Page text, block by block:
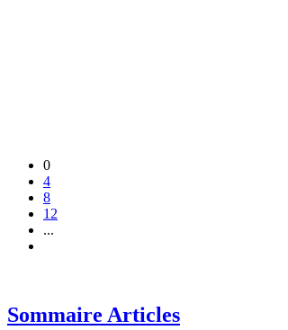
0
4
8
12
...
Sommaire Articles